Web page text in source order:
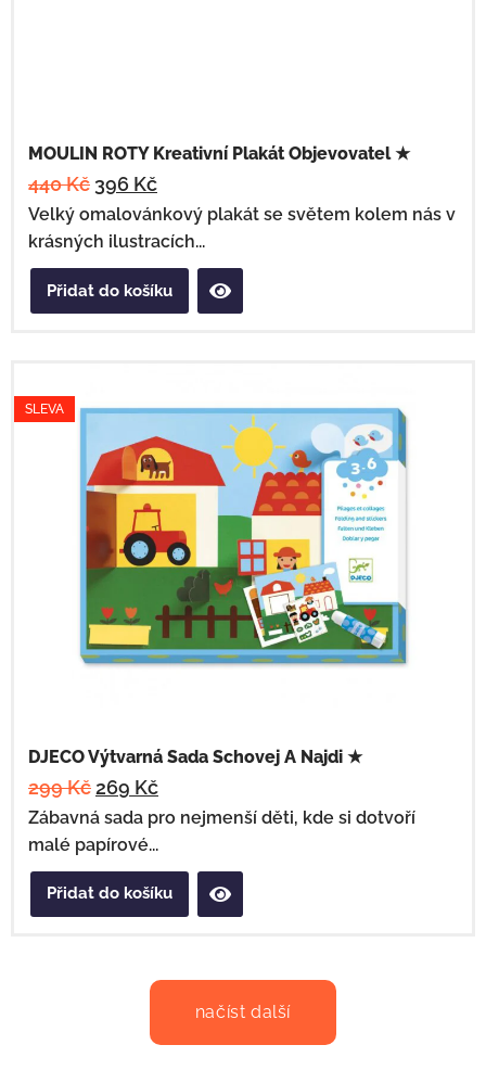
MOULIN ROTY Kreativní Plakát Objevovatel ★
440Kč 396 Kč
Velký omalovánkový plakát se světem kolem nás v
krásných ilustracích...
Přidat do košíku
SLEVA
DJECO Výtvarná Sada Schovej A Najdi ★
299Kč 269 Kč
Zábavná sada pro nejmenší děti, kde si dotvoří
malé papírové...
Přidat do košíku
načíst další